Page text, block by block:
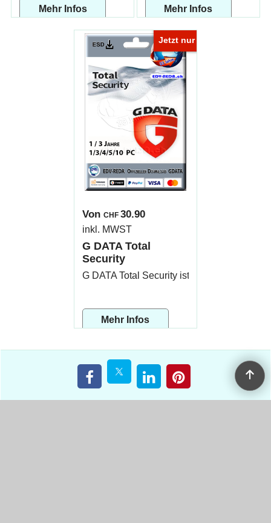
Mehr Infos Mehr Infos
Jetzt nur
Von CHF 30.90
inkl. MWST
G DATA Total
Security
G DATA Total Security ist die umfassende
Mehr Infos